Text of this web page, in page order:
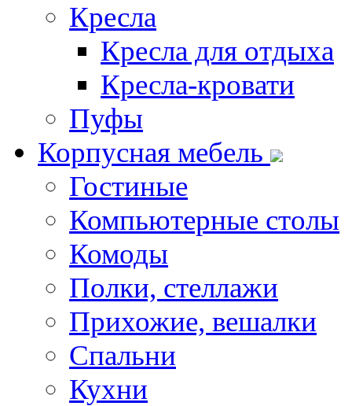
Кресла
Кресла для отдыха
Кресла-кровати
Пуфы
Корпусная мебель
Гостиные
Компьютерные столы
Комоды
Полки, стеллажи
Прихожие, вешалки
Спальни
Кухни